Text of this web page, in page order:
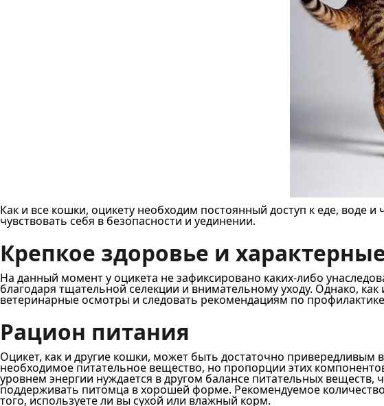
Как и все кошки, оцикету необходим постоянный доступ к еде, воде
чувствовать себя в безопасности и уединении.
Крепкое здоровье и
На данный момент у оцикета не зафиксировано каких-либо
благодаря тщательной селекции и внимательному уходу. Однако,
ветеринарные осмотры и следовать рекомендациям по
Рацион питания
Оцикет, как и другие кошки, может быть достаточно
необходимое питательное вещество, но пропорции этих
уровнем энергии нуждается в другом балансе питательных
поддерживать питомца в хорошей форме. Рекомендуемое
того, используете ли вы сухой или влажный корм.